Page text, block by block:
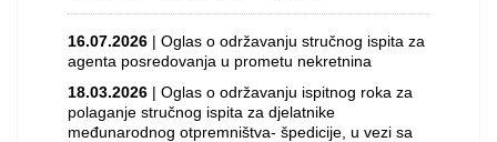
16.07.2026 | Oglas o održavanju stručnog ispita za
agenta posredovanja u prometu nekretnina
18.03.2026 | Oglas o održavanju ispitnog roka za
polaganje stručnog ispita za djelatnike
međunarodnog otpremništva- špedicije, u vezi sa